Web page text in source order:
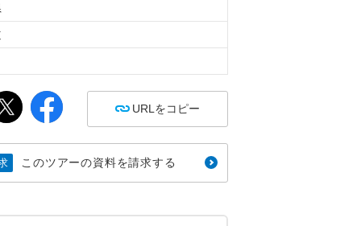
URLをコピー
このツアーの資料を請求する